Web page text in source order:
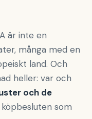
är inte en
många med en
land. Och
heller: var och
och de
som